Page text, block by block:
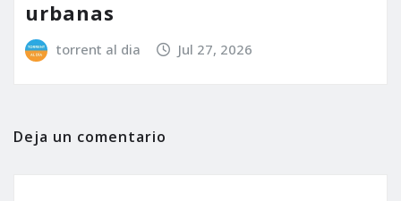
urbanas
torrent al dia Jul 27, 2026
Deja un comentario